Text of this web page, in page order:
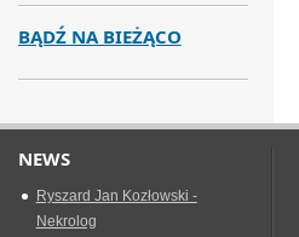
BĄDŹ NA BIEŻĄCO
NEWS
Ryszard Jan Kozłowski -
Nekrolog